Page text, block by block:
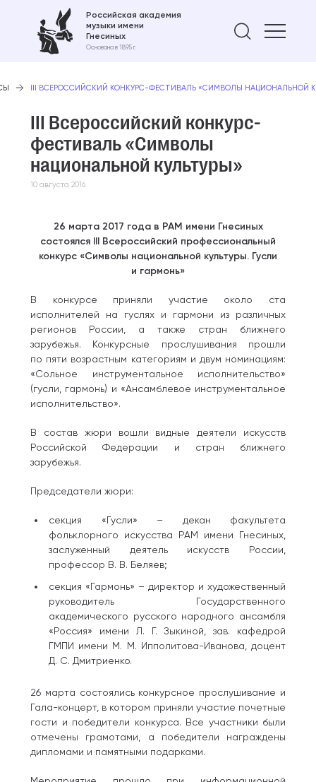
Российская академия
музыки имени
Гнесиных
Основана в 1895 г.
Найти
III ВСЕРОССИЙСКИЙ КОНКУРС-ФЕСТИВАЛЬ «СИМВОЛЫ НАЦИОНАЛЬНОЙ
III Всероссийский конкурс-
фестиваль «Символы
национальной культуры»
10 августа 2016
26 марта 2017 года в РАМ имени Гнесиных
состоялся III Всероссийский профессиональный
конкурс «Символы национальной культуры. Гусли
и гармонь»
В конкурсе приняли участие около ста
исполнителей на гуслях и гармони из различных
регионов России, а также стран ближнего
зарубежья. Конкурсные прослушивания прошли
по пяти возрастным категориям и двум номинациям:
«Сольное инструментальное исполнительство»
(гусли, гармонь) и «Ансамблевое инструментальное
исполнительство».
В состав жюри вошли видные деятели искусств
Российской Федерации и стран ближнего
зарубежья.
Председатели жюри:
секция «Гусли» – декан факультета
фольклорного искусства РАМ имени Гнесиных,
заслуженный деятель искусств России,
профессор В. В. Беляев;
секция «Гармонь» – директор и художественный
руководитель Государственного
академического русского народного ансамбля
«Россия» имени Л. Г. Зыкиной, зав. кафедрой
ГМПИ имени М. М. Ипполитова-Иванова, доцент
Д. С. Дмитриенко.
26 марта состоялись конкурсное прослушивание и
Гала-концерт, в котором приняли участие почетные
гости и победители конкурса. Все участники были
отмечены грамотами, а победители награждены
дипломами и памятными подарками.